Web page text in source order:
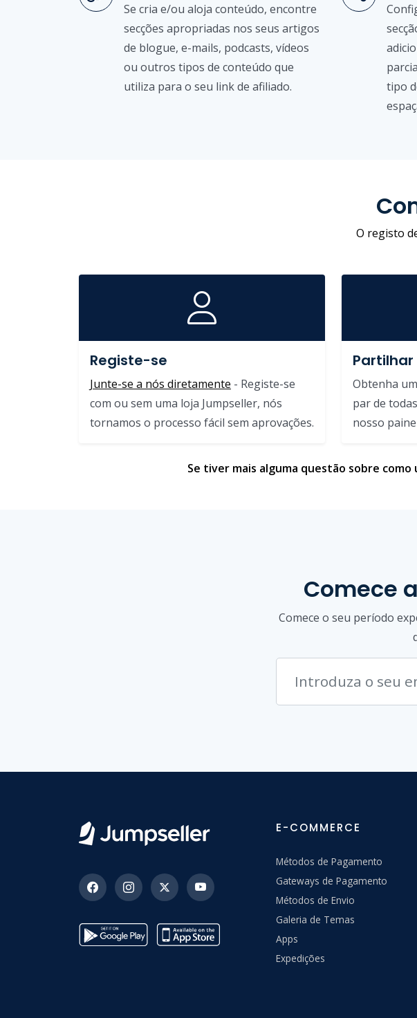
Se cria e/ou aloja conteúdo, encontre
secções apropriadas nos seus artigos
de blogue, e-mails, podcasts, vídeos
ou outros tipos de conteúdo que
utiliza para o seu link de afiliado.
tipo
O registo
Registe-se
Junte-se a nós diretamente - Registe-se
com ou sem uma loja Jumpseller, nós
tornamos o processo fácil sem aprovações.
Partilhar
Obtenha
par de
nosso
Se tiver mais alguma questão sobre
Comece
Comece o seu período
E-COMMERCE
Métodos de Pagamento
Gateways de Pagamento
Métodos de Envio
Galeria de Temas
Apps
Expedições